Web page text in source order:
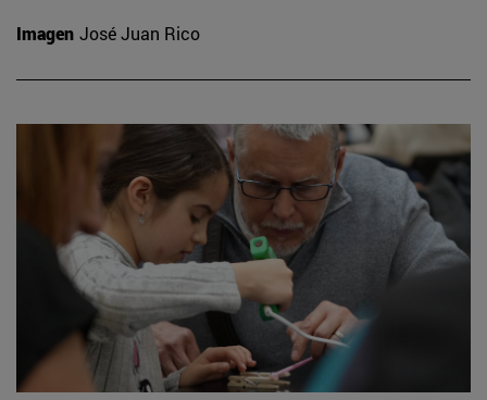
Imagen José Juan Rico